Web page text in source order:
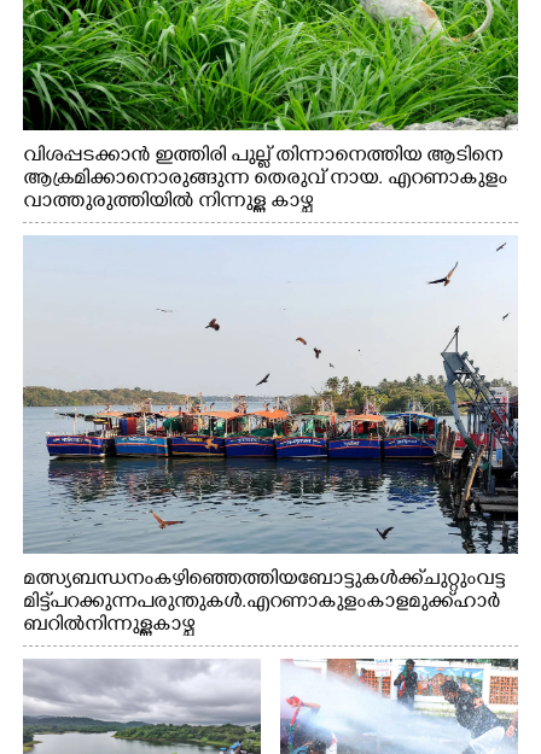
വിശപ്പടക്കാൻ ഇത്തിരി പുല്ല് തിന്നാനെത്തിയ ആടിനെ
ആക്രമിക്കാനൊരുങ്ങുന്ന തെരുവ് നായ. എറണാകുളം
വാത്തുരുത്തിയിൽ നിന്നുള്ള കാഴ്ച
മത്സ്യബന്ധനം കഴിഞ്ഞെത്തിയ ബോട്ടുകൾക്ക് ചുറ്റും വട്ട
മിട്ട് പറക്കുന്ന പരുന്തുകൾ. എറണാകുളം കാളമുക്ക് ഹാർ
ബറിൽ നിന്നുള്ള കാഴ്ച